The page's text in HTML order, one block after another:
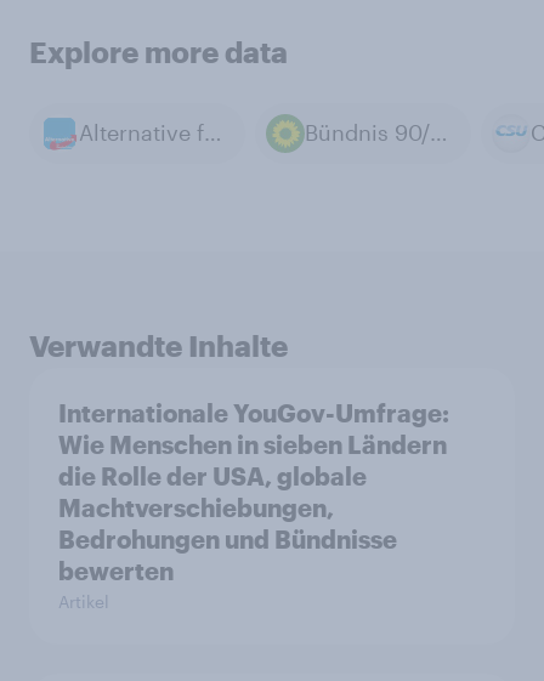
Explore more data
Alternative für Deutschland Bündnis 90/Die Grünen
Verwandte Inhalte
Internationale YouGov-Umfrage:
Wie Menschen in sieben Ländern
die Rolle der USA, globale
Machtverschiebungen,
Bedrohungen und Bündnisse
bewerten
Artikel